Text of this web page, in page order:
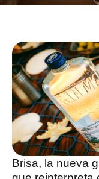
Brisa, la nueva